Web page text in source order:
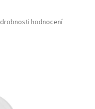
hodnocení